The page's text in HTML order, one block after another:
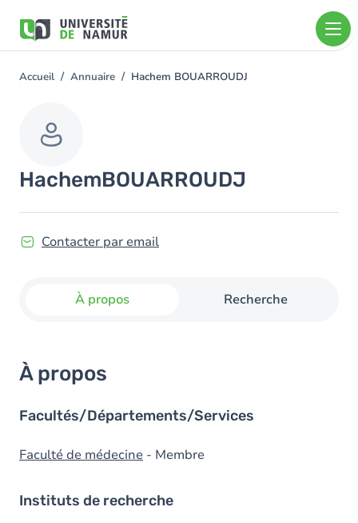
contenu
You
Accueil Annuaire Hachem BOUARROUDJ
HachemBOUARROUDJ
Contacter par email
À propos Recherche
À propos
Facultés/Départements/Services
Faculté de médecine - Membre
Instituts de recherche